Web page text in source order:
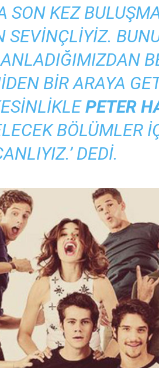
SON KEZ
SEVINÇLIYIZ.
BIR ARAYA
PETER
BÖLÜMLER
DEDI.